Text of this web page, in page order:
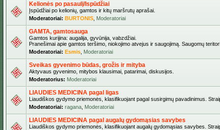
Kelionės po pasaulį/Ispūdžiai
Įspūdžiai po kelionių, gamtos ir kitų maršrutų aprašai.
Moderatoriai: BURTONIS Moderatoriai
GAMTA, gamtosauga
Gamtos kurijina: augalija, gyvūnija, vabzdžiai.
Pranešimai apie gamtos teršimo, niokojimo atvejus ir saugojimą. Saugomų
Moderatoriai: Esmis Moderatoriai
Sveikas gyvenimo būdas, grožis ir mityba
Aktyvaus gyvenimo, mitybos klausimai, patarimai, diskusijos.
Moderatorius: Moderatoriai
LIAUDIES MEDICINA pagal ligas
Liaudiškos gydymo priemonės, klasifikuojant pagal susirgimų pavadinimus.
Moderatoriai: ragana Moderatoriai
LIAUDIES MEDICINA pagal augalų gydomąsias savybes
Liaudiškos gydymo priemonės, klasifikuojant augalų gydomąsias savybes.